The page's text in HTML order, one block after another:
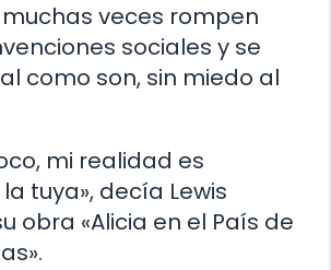
muchas veces rompen
sociales y se
como son, sin miedo al
mi realidad es
tuya», decía Lewis
obra «Alicia en el País de